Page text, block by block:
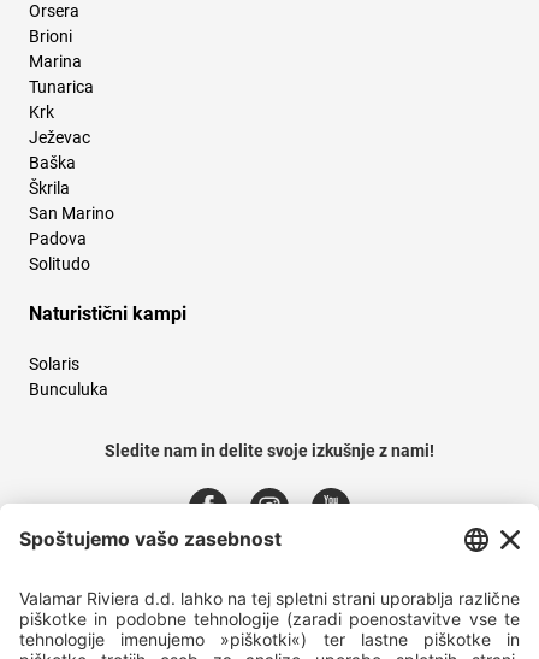
Orsera
Brioni
Marina
Tunarica
Krk
Ježevac
Baška
Škrila
San Marino
Padova
Solitudo
Naturistični kampi
Solaris
Bunculuka
Sledite nam in delite svoje izkušnje z nami!